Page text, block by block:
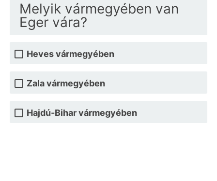
Melyik vármegyében van
Eger vára?
Heves vármegyében
Zala vármegyében
Hajdú-Bihar vármegyében